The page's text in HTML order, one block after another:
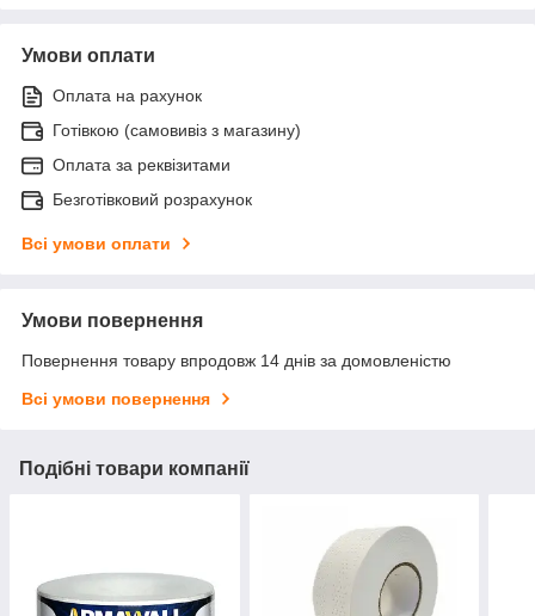
Умови оплати
Оплата на рахунок
Готівкою (самовивіз з магазину)
Оплата за реквізитами
Безготівковий розрахунок
Всі умови оплати
Умови повернення
Повернення товару впродовж 14 днів за домовленістю
Всі умови повернення
Подібні товари компанії